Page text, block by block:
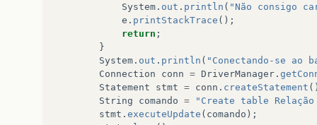
System . out . println ( "Não consigo
e . printStackTrace ();
return ;
}
System . out . println ( "Conectando-se ao
Connection
conn = DriverManager .
Statement
stmt = conn . createStatement
String
comando =
"Create table
stmt . executeUpdate ( comando );